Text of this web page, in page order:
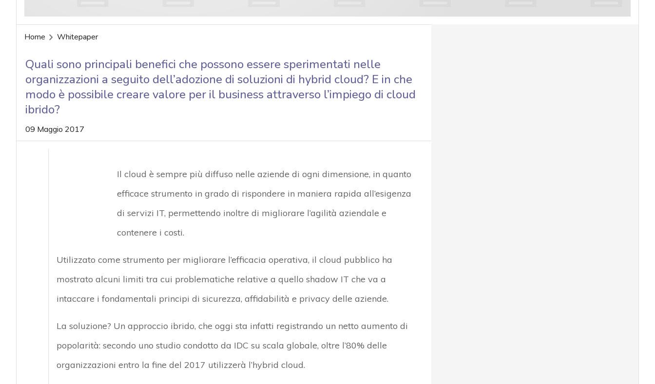
Home Whitepaper
Quali sono principali benefici che possono essere sperimentati nelle
organizzazioni a seguito dell’adozione di soluzioni di hybrid cloud? E in che
modo è possibile creare valore per il business attraverso l’impiego di cloud
ibrido?
09 Maggio 2017
Il cloud è sempre più diffuso nelle aziende di ogni dimensione, in quanto
efficace strumento in grado di rispondere in maniera rapida all’esigenza
di servizi IT, permettendo inoltre di migliorare l’agilità aziendale e
contenere i costi.
Utilizzato come strumento per migliorare l’efficacia operativa, il cloud pubblico ha
mostrato alcuni limiti tra cui problematiche relative a quello shadow IT che va a
intaccare i fondamentali principi di sicurezza, affidabilità e privacy delle aziende.
La soluzione? Un approccio ibrido, che oggi sta infatti registrando un netto aumento di
popolarità: secondo uno studio condotto da IDC su scala globale, oltre l’80% delle
organizzazioni entro la fine del 2017 utilizzerà l’hybrid cloud.